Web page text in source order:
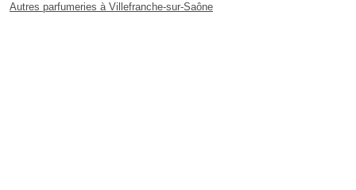
Autres parfumeries à Villefranche-sur-Saône